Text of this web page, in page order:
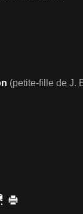
(petite-fille de J.